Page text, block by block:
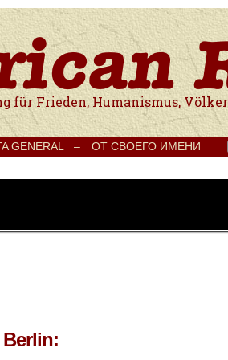
Humanismus, Völkerverständigung und
GENERAL – ОТ СВОЕГО ИМЕНИ